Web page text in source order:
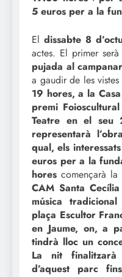
5 euros per a la
El dissabte 8
actes. El primer serà
pujada al
a gaudir de les
19 hores, a la
premi
Teatre en el seu
representarà
qual, els
euros per a la
hores començarà la
CAM Santa
música
plaça Escultor
en Jaume, on, a
tindrà lloc un
La nit
d’aquest parc